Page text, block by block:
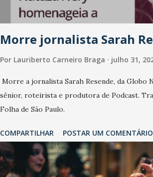
Morre jornalista Sarah
Por Lauriberto Carneiro Braga julho 31,
Morre a jornalista Sarah Resende, da Globo
sênior, roteirista e produtora de Podcast.
Folha de São Paulo.
COMPARTILHAR POSTAR UM COMENTÁRIO